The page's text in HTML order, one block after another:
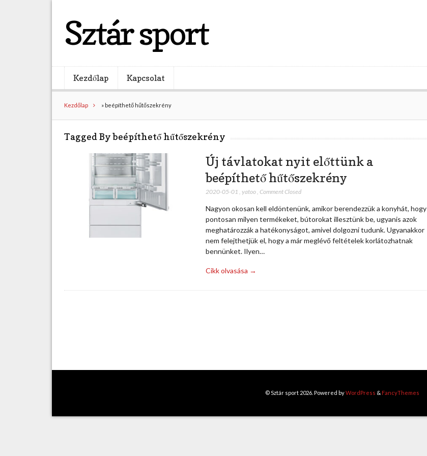
Sztár sport
Kezdőlap Kapcsolat
Kezdőlap » beépíthető hűtőszekrény
Tagged By beépíthető hűtőszekrény
Új távlatokat nyit előttünk a
beépíthető hűtőszekrény
2020-05-01 yatoo, Comment Closed
Nagyon okosan kell eldöntenünk, amikor berendezzük a konyhát, hogy
pontosan milyen termékeket, bútorokat illesztünk be, ugyanis azok
meghatározzák a hatékonyságot, amivel dolgozni tudunk. Ugyanakkor
nem felejthetjük el, hogy a már meglévő feltételek korlátozhatnak
bennünket. Ilyen…
Cikk olvasása →
© Sztár sport 2026. Powered byWordPress & FancyThemes